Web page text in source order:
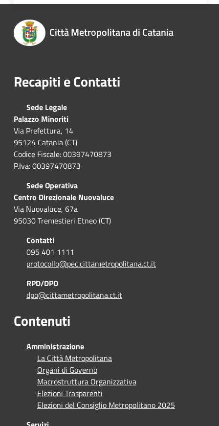
Città Metropolitana di Catania
Recapiti e Contatti
Sede Legale
Palazzo Minoriti
Via Prefettura, 14
95124 Catania (CT)
Codice Fiscale: 00397470873
P.Iva: 00397470873
Sede Operativa
Centro Direzionale Nuovaluce
Via Nuovaluce, 67a
95030 Tremestieri Etneo (CT)
Contatti
095 401 1111
protocollo@pec.cittametropolitana.ct.it
RPD/DPO
dpo@cittametropolitana.ct.it
Contenuti
Amministrazione
La Città Metropolitana
Organi di Governo
Macrostruttura Organizzativa
Elezioni Trasparenti
Elezioni del Consiglio Metropolitano 2025